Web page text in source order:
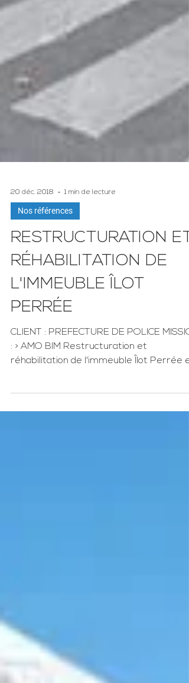
20 déc. 2018 1 min de lecture
Nos références
RESTRUCTURATION ET
RÉHABILITATION DE
L'IMMEUBLE ÎLOT
PERRÉE
vue de l'installation...